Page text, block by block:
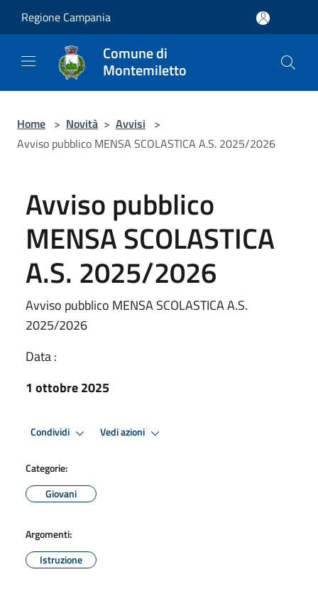
Regione Campania
Comune di
Montemiletto
Home > Novità > Avvisi >
Avviso pubblico MENSA SCOLASTICA A.S. 2025/2026
Avviso pubblico
MENSA SCOLASTICA
A.S. 2025/2026
Avviso pubblico MENSA SCOLASTICA A.S.
2025/2026
Data :
1 ottobre 2025
Condividi Vedi azioni
Categorie:
Giovani
Argomenti:
Istruzione